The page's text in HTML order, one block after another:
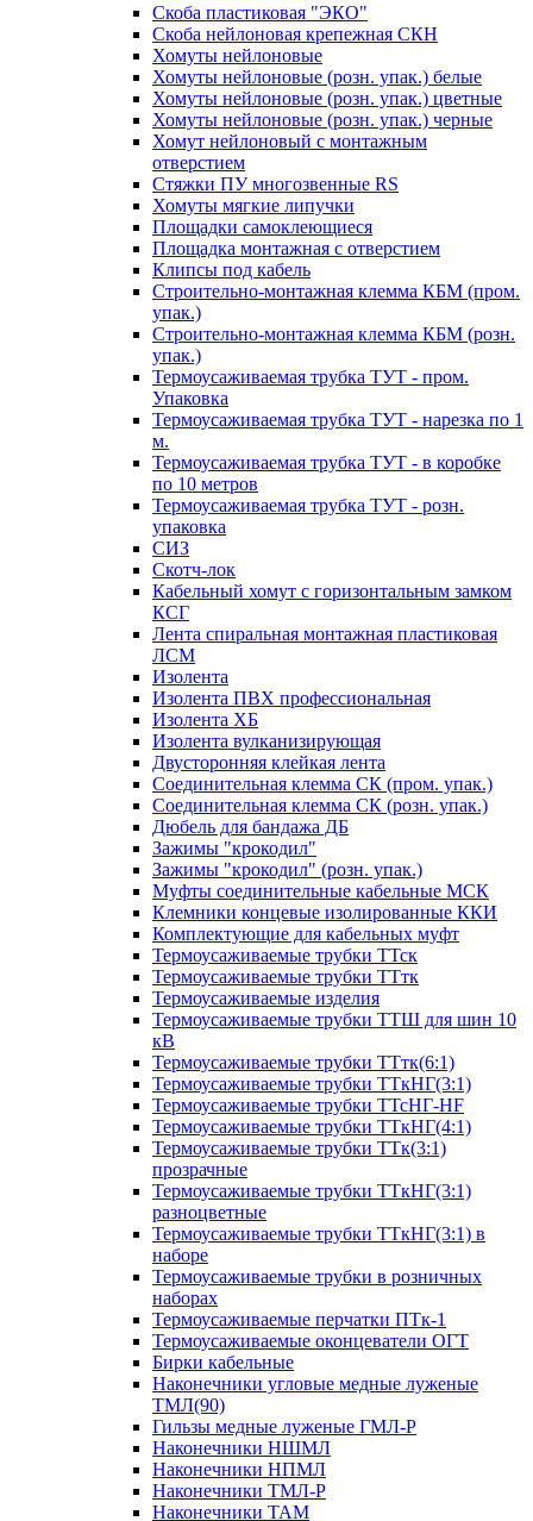
Скоба пластиковая "ЭКО"
Скоба нейлоновая крепежная СКН
Хомуты нейлоновые
Хомуты нейлоновые (розн. упак.) белые
Хомуты нейлоновые (розн. упак.) цветные
Хомуты нейлоновые (розн. упак.) черные
Хомут нейлоновый с монтажным
отверстием
Стяжки ПУ многозвенные RS
Хомуты мягкие липучки
Площадки самоклеющиеся
Площадка монтажная с отверстием
Клипсы под кабель
Строительно-монтажная клемма КБМ (пром.
упак.)
Строительно-монтажная клемма КБМ (розн.
упак.)
Термоусаживаемая трубка ТУТ - пром.
Упаковка
Термоусаживаемая трубка ТУТ - нарезка по 1
м.
Термоусаживаемая трубка ТУТ - в коробке
по 10 метров
Термоусаживаемая трубка ТУТ - розн.
упаковка
СИЗ
Скотч-лок
Кабельный хомут с горизонтальным замком
КСГ
Лента спиральная монтажная пластиковая
ЛСМ
Изолента
Изолента ПВХ профессиональная
Изолента ХБ
Изолента вулканизирующая
Двусторонняя клейкая лента
Соединительная клемма СК (пром. упак.)
Соединительная клемма СК (розн. упак.)
Дюбель для бандажа ДБ
Зажимы "крокодил"
Зажимы "крокодил" (розн. упак.)
Муфты соединительные кабельные МСК
Клемники концевые изолированные ККИ
Комплектующие для кабельных муфт
Термоусаживаемые трубки ТТск
Термоусаживаемые трубки ТТтк
Термоусаживаемые изделия
Термоусаживаемые трубки ТТШ для шин 10
кВ
Термоусаживаемые трубки ТТтк(6:1)
Термоусаживаемые трубки ТТкНГ(3:1)
Термоусаживаемые трубки ТТсНГ-HF
Термоусаживаемые трубки ТТкНГ(4:1)
Термоусаживаемые трубки ТТк(3:1)
прозрачные
Термоусаживаемые трубки ТТкНГ(3:1)
разноцветные
Термоусаживаемые трубки ТТкНГ(3:1) в
наборе
Термоусаживаемые трубки в розничных
наборах
Термоусаживаемые перчатки ПТк-1
Термоусаживаемые оконцеватели ОГТ
Бирки кабельные
Наконечники угловые медные луженые
ТМЛ(90)
Гильзы медные луженые ГМЛ-Р
Наконечники НШМЛ
Наконечники НПМЛ
Наконечники ТМЛ-Р
Наконечники ТАМ